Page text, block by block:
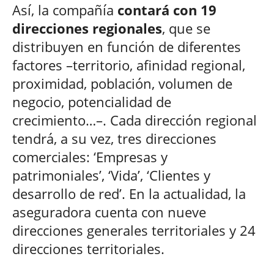
Así, la compañía contará con 19
direcciones regionales, que se
distribuyen en función de diferentes
factores –territorio, afinidad regional,
proximidad, población, volumen de
negocio, potencialidad de
crecimiento…–. Cada dirección regional
tendrá, a su vez, tres direcciones
comerciales: ‘Empresas y
patrimoniales’, ‘Vida’, ‘Clientes y
desarrollo de red’. En la actualidad, la
aseguradora cuenta con nueve
direcciones generales territoriales y 24
direcciones territoriales.